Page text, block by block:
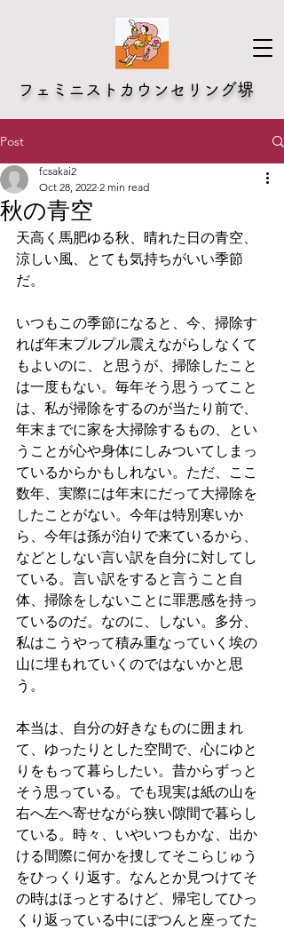
​フェミニストカウンセリング堺
Post
秋の青空
fcsakai2
Oct 28, 2022 2 min read
天高く馬肥ゆる秋、晴れた日の青空、
涼しい風、とても気持ちがいい季節
だ。
いつもこの季節になると、今、掃除す
れば年末プルプル震えながらしなくて
もよいのに、と思うが、掃除したこと
は一度もない。毎年そう思うってこと
は、私が掃除をするのが当たり前で、
年末までに家を大掃除するもの、とい
うことが心や身体にしみついてしまっ
ているからかもしれない。ただ、ここ
数年、実際には年末にだって大掃除を
したことがない。今年は特別寒いか
ら、今年は孫が泊りで来ているから、
などとしない言い訳を自分に対してし
ている。言い訳をすると言うこと自
体、掃除をしないことに罪悪感を持っ
ているのだ。なのに、しない。多分、
私はこうやって積み重なっていく埃の
山に埋もれていくのではないかと思
う。
本当は、自分の好きなものに囲まれ
て、ゆったりとした空間で、心にゆと
りをもって暮らしたい。昔からずっと
そう思っている。でも現実は紙の山を
右へ左へ寄せながら狭い隙間で暮らし
ている。時々、いやいつもかな、出か
ける間際に何かを捜してそこらじゅう
をひっくり返す。なんとか見つけてそ
の時はほっとするけど、帰宅してひっ
くり返っている中にぽつんと座ってた